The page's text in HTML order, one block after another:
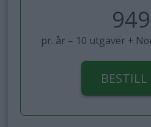
pr. år – 10 utgaver +
BESTILL